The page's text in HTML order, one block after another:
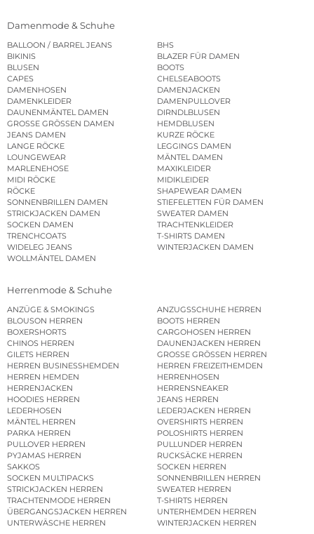
Damenmode & Schuhe
BALLOON / BARREL JEANS
BHS
BIKINIS
BLAZER FÜR DAMEN
BLUSEN
BOOTS
CAPES
CHELSEABOOTS
DAMENHOSEN
DAMENJACKEN
DAMENKLEIDER
DAMENPULLOVER
DAUNENMÄNTEL DAMEN
DIRNDLBLUSEN
GROSSE GRÖSSEN DAMEN
HEMDBLUSEN
JEANS DAMEN
KURZE RÖCKE
LANGE RÖCKE
LEGGINGS DAMEN
LOUNGEWEAR
MÄNTEL DAMEN
MARLENEHOSE
MAXIKLEIDER
MIDI RÖCKE
MIDIKLEIDER
RÖCKE
SHAPEWEAR DAMEN
SONNENBRILLEN DAMEN
STIEFELETTEN FÜR DAMEN
STRICKJACKEN DAMEN
SWEATER DAMEN
SOCKEN DAMEN
TRACHTENKLEIDER
TRENCHCOATS
T-SHIRTS DAMEN
WIDELEG JEANS
WINTERJACKEN DAMEN
WOLLMÄNTEL DAMEN
Herrenmode & Schuhe
ANZÜGE & SMOKINGS
ANZUGSSCHUHE HERREN
BLOUSON HERREN
BOOTS HERREN
BOXERSHORTS
CARGOHOSEN HERREN
CHINOS HERREN
DAUNENJACKEN HERREN
GILETS HERREN
GROSSE GRÖSSEN HERREN
HERREN BUSINESSHEMDEN
HERREN FREIZEITHEMDEN
HERREN HEMDEN
HERRENHOSEN
HERRENJACKEN
HERRENSNEAKER
HOODIES HERREN
JEANS HERREN
LEDERHOSEN
LEDERJACKEN HERREN
MÄNTEL HERREN
OVERSHIRTS HERREN
PARKA HERREN
POLOSHIRTS HERREN
PULLOVER HERREN
PULLUNDER HERREN
PYJAMAS HERREN
RUCKSÄCKE HERREN
SAKKOS
SOCKEN HERREN
SOCKEN MULTIPACKS
SONNENBRILLEN HERREN
STRICKJACKEN HERREN
SWEATER HERREN
TRACHTENMODE HERREN
T-SHIRTS HERREN
ÜBERGANGSJACKEN HERREN
UNTERHEMDEN HERREN
UNTERWÄSCHE HERREN
WINTERJACKEN HERREN